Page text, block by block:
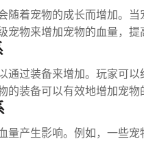
随着宠物的成长而增加。
宠物来增加宠物的血量，提
通过装备来增加。玩家可
的装备可以有效地增加宠物
量产生影响。例如，一些